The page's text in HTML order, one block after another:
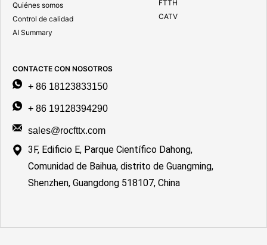
Quiénes somos
Control de calidad
AI Summary
FTTH
CATV
CONTACTE CON NOSOTROS
+ 86 18123833150
+ 86 19128394290
sales@rocfttx.com
3F, Edificio E, Parque Científico Dahong,
Comunidad de Baihua, distrito de Guangming,
Shenzhen, Guangdong 518107, China